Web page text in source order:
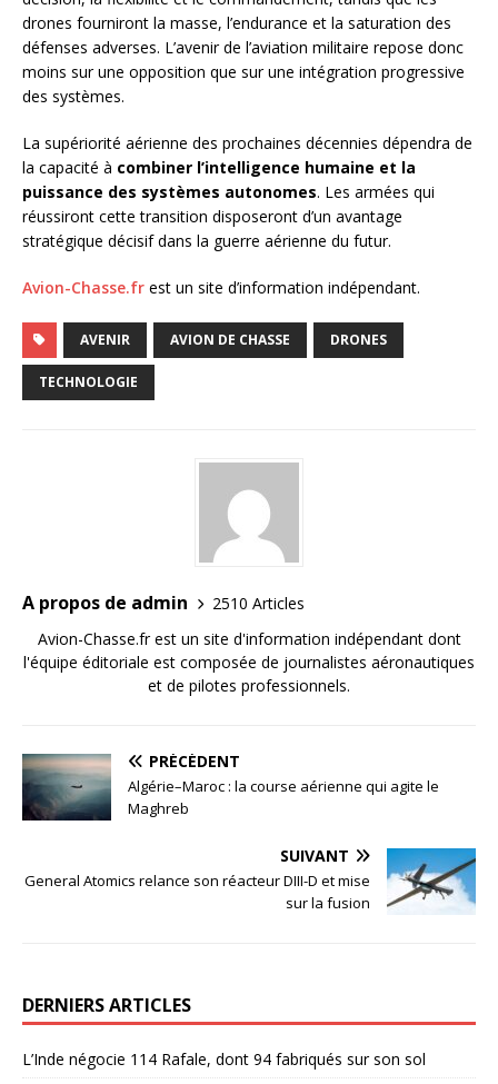
drones fourniront la masse, l’endurance et la saturation des
défenses adverses. L’avenir de l’aviation militaire repose donc
moins sur une opposition que sur une intégration progressive
des systèmes.
La supériorité aérienne des prochaines décennies dépendra de
la capacité à combiner l’intelligence humaine et la
puissance des systèmes autonomes. Les armées qui
réussiront cette transition disposeront d’un avantage
stratégique décisif dans la guerre aérienne du futur.
Avion-Chasse.fr est un site d’information indépendant.
AVENIR AVION DE CHASSE DRONES
TECHNOLOGIE
A propos de admin
2510 Articles
Avion-Chasse.fr est un site d'information indépendant dont
l'équipe éditoriale est composée de journalistes aéronautiques
et de pilotes professionnels.
PRÉCÉDENT
Algérie–Maroc : la course aérienne qui agite le
Maghreb
SUIVANT
General Atomics relance son réacteur DIII-D et mise
sur la fusion
DERNIERS ARTICLES
L’Inde négocie 114 Rafale, dont 94 fabriqués sur son sol